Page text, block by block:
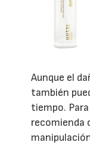
Aunque el
también
tiempo.
recomienda